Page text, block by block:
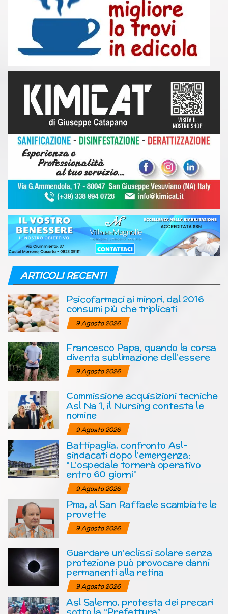
ARTICOLI RECENTI
Psicofarmaci ai minori, dal 2016
consumi più che triplicati
9 Agosto 2026
Francesco Papa, quando la corsa
diventa sublimazione dell’essere
9 Agosto 2026
Commissione acquisizioni tecniche
Asl Na 1, il Nursing contesta le
nomine
9 Agosto 2026
Battipaglia, confronto Asl-
sindacati dopo l’emergenza:
“L’ospedale tornerà operativo
entro 60 giorni”
9 Agosto 2026
Pma, al San Raffaele scambiate le
provette
9 Agosto 2026
Guardare un’eclissi solare senza
protezione può provocare danni
permanenti alla retina
9 Agosto 2026
Asl Salerno, protesta dei precari